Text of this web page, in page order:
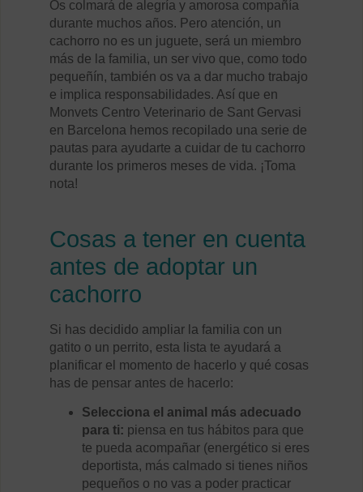
Os colmará de alegría y amorosa compañía
durante muchos años. Pero atención, un
cachorro no es un juguete, será un miembro
más de la familia, un ser vivo que, como todo
pequeñín, también os va a dar mucho trabajo
e implica responsabilidades. Así que en
Monvets Centro Veterinario de Sant Gervasi
en Barcelona hemos recopilado una serie de
pautas para ayudarte a cuidar de tu cachorro
durante los primeros meses de vida. ¡Toma
nota!
Cosas a tener en cuenta
antes de adoptar un
cachorro
Si has decidido ampliar la familia con un
gatito o un perrito, esta lista te ayudará a
planificar el momento de hacerlo y qué cosas
has de pensar antes de hacerlo:
Selecciona el animal más adecuado
para ti: piensa en tus hábitos para que
te pueda acompañar (energético si eres
deportista, más calmado si tienes niños
pequeños o no vas a poder practicar